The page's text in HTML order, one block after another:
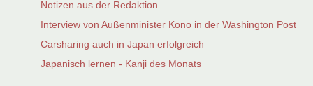
Notizen aus der Redaktion
Interview von Außenminister Kono in der Washington Post
Carsharing auch in Japan erfolgreich
Japanisch lernen - Kanji des Monats